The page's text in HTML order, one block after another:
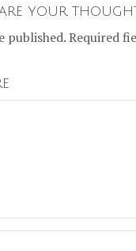
your
Required